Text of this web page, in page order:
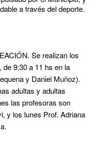
a través del deporte.
Se realizan los
9:30 a 11 hs en la
y Daniel Muñoz).
adultas y adultas
las profesoras son
y los lunes Prof. Adriana